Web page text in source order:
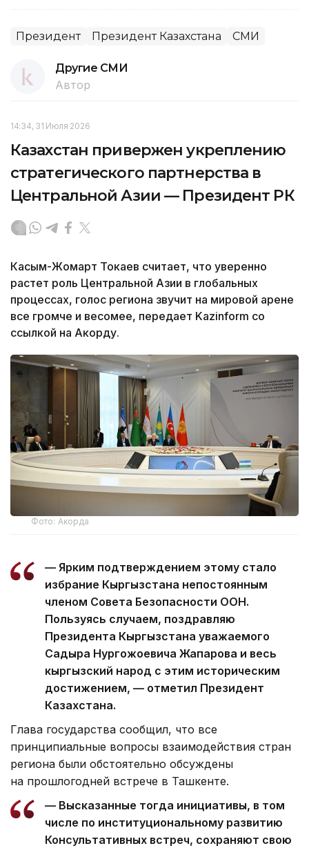
Президент Президент Казахстана СМИ
Другие СМИ
Автор
14:34, 31 Июля 2026
Казахстан привержен укреплению
стратегического партнерства в
Центральной Азии — Президент РК
Касым-Жомарт Токаев считает, что уверенно
растет роль Центральной Азии в глобальных
процессах, голос региона звучит на мировой арене
все громче и весомее, передает Kazinform со
ссылкой на Акорду.
Фото: Акорда
— Ярким подтверждением этому стало
избрание Кыргызстана непостоянным
членом Совета Безопасности ООН.
Пользуясь случаем, поздравляю
Президента Кыргызстана уважаемого
Садыра Нургожоевича Жапарова и весь
кыргызский народ с этим историческим
достижением, — отметил Президент
Казахстана.
Глава государства сообщил, что все
принципиальные вопросы взаимодействия стран
региона были обстоятельно обсуждены
на прошлогодней встрече в Ташкенте.
— Высказанные тогда инициативы, в том
числе по институциональному развитию
Консультативных встреч, сохраняют свою